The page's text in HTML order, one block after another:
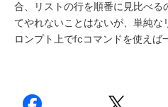
合、リストの行を順番に見比べる
てやれないことはないが、単純
ロンプト上でfcコマンドを使えば